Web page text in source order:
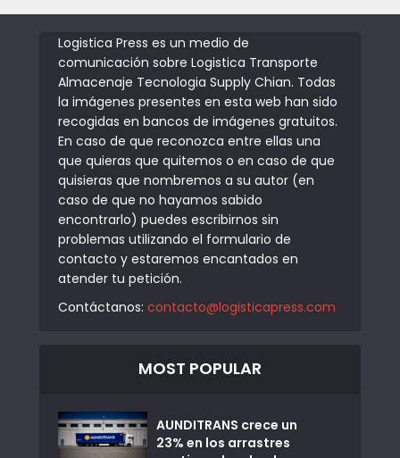
Logistica Press es un medio de
comunicación sobre Logistica Transporte
Almacenaje Tecnologia Supply Chian. Todas
la imágenes presentes en esta web han sido
recogidas en bancos de imágenes gratuitos.
En caso de que reconozca entre ellas una
que quieras que quitemos o en caso de que
quisieras que nombremos a su autor (en
caso de que no hayamos sabido
encontrarlo) puedes escribirnos sin
problemas utilizando el formulario de
contacto y estaremos encantados en
atender tu petición.
Contáctanos: contacto@logisticapress.com
MOST POPULAR
AUNDITRANS crece un
23% en los arrastres